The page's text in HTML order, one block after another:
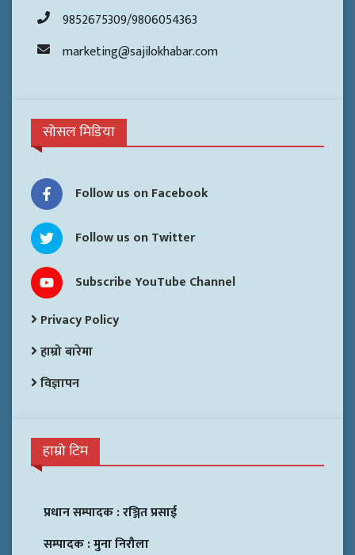
9852675309/9806054363
marketing@sajilokhabar.com
सोसल मिडिया
Follow us on Facebook
Follow us on Twitter
Subscribe YouTube Channel
Privacy Policy
हाम्रो बारेमा
विज्ञापन
हाम्रो टिम
प्रधान सम्पादक :रञ्जित प्रसाई
सम्पादक :मुना निरौला